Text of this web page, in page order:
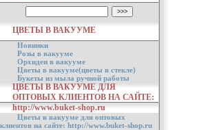
ЦВЕТЫ В ВАКУУМЕ
Новинки
Розы в вакууме
Орхидеи в вакууме
Цветы в вакууме(цветы в стекле)
Букеты из мыла ручной работы
ЦВЕТЫ В ВАКУУМЕ ДЛЯ
ОПТОВЫХ КЛИЕНТОВ НА САЙТЕ:
http://www.buket-shop.ru
Цветы в вакууме для оптовых
клиентов на сайте: http://www.buket-shop.ru